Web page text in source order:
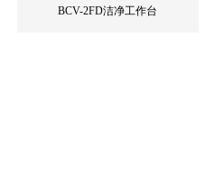
BCV-2FD洁净工作台